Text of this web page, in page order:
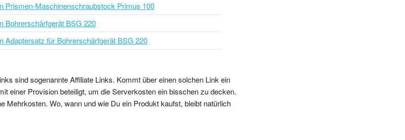
Prismen-Maschinenschraubstock Primus 100
Bohrerschärfgerät BSG 220
Adaptersatz für Bohrerschärfgerät BSG 220
sind sogenannte Affiliate Links. Kommt über einen solchen Link ein
einer Provision beteiligt, um die Serverkosten ein bisschen zu decken.
Mehrkosten. Wo, wann und wie Du ein Produkt kaufst, bleibt natürlich